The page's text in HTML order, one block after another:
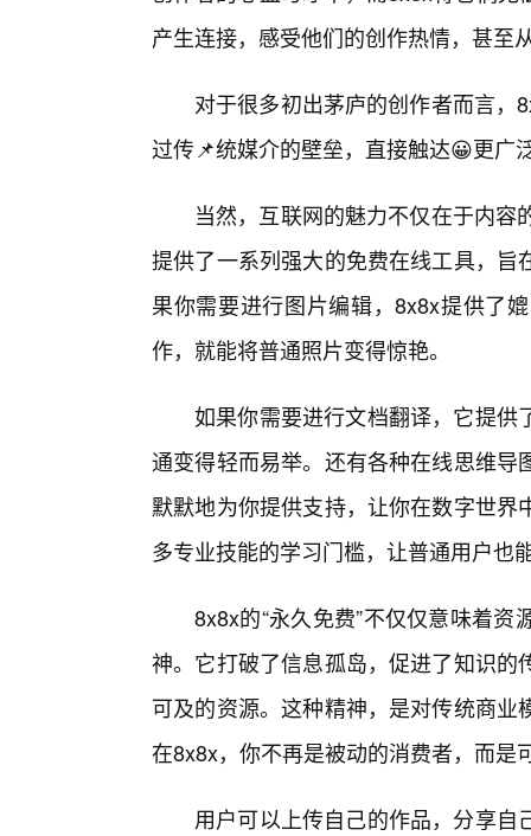
产生连接，感受他们的创作热情，甚至
对于很多初出茅庐的创作者而言，
过传📌统媒介的壁垒，直接触达😀更广
当然，互联网的魅力不仅在于内
提供了一系列强大的免费在线工具，
果你需要进行图片编辑，8x8x提供了
作，就能将普通照片变得惊艳。
如果你需要进行文档翻译，它提供
通变得轻而易举。还有各种在线思维
默默地为你提供支持，让你在数字世
多专业技能的学习门槛，让普通用户也
8x8x的“永久免费”不仅仅意味着
神。它打破了信息孤岛，促进了知识
可及的资源。这种精神，是对传统商
在8x8x，你不再是被动的消费者，而是
用户可以上传自己的作品，分享